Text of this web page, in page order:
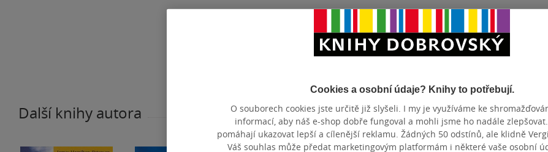
Přidat hodnocení
Další knihy autora
Cookies a osobní údaje? Knihy to potřebují.
O souborech cookies jste určitě již slyšeli. I my je využíváme ke
informací, aby náš e-shop dobře fungoval a mohli jsme ho nadále
pomáhají ukazovat lepší a cílenější reklamu. Žádných 50 odstínů, ale klidně
Váš souhlas může předat marketingovým platformám i některé vaše osobní